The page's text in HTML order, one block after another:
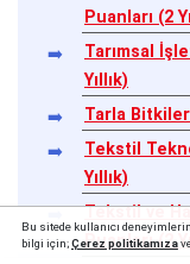
Puanları (2
Tarımsal
Yıllık)
Tarla
Tekstil
Yıllık)
Tekstil ve
Puanları (2
Bu sitede kullanıcı
bilgi için;Çerez politikamıza